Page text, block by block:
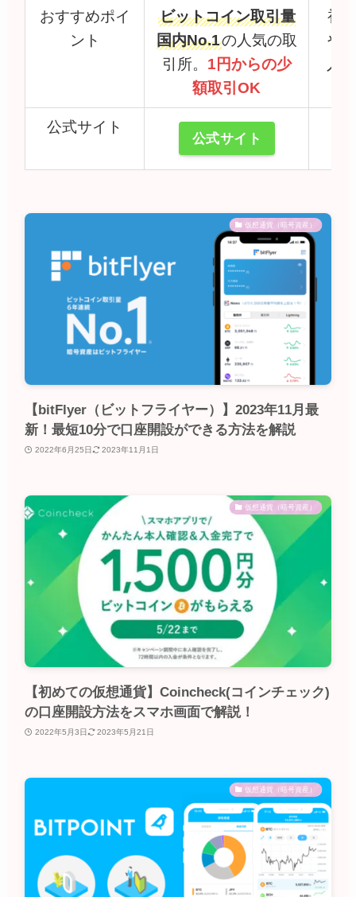
おすすめポイ
ント
ビットコイン取引量
国内No.1の人気の取
引所。 1円からの少
額取引OK
初
や
人
公式サイト
公式サイト
仮想通貨（暗号資産）
【bitFlyer（ビットフライヤー）】2023年11月最
新！最短10分で口座開設ができる方法を解説
2022年6月25日 2023年11月1日
仮想通貨（暗号資産）
【初めての仮想通貨】Coincheck(コインチェック)
の口座開設方法をスマホ画面で解説！
2022年5月3日 2023年5月21日
仮想通貨（暗号資産）